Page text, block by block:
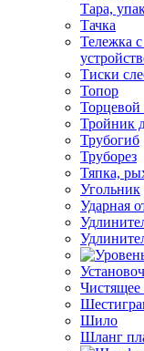
Тара,
Тачка
Тележка
Тиски
Топор
Тройник
Трубогиб
Труборез
Тяпка,
Угольник
Ударная
Чистящее
Шило
Шланг